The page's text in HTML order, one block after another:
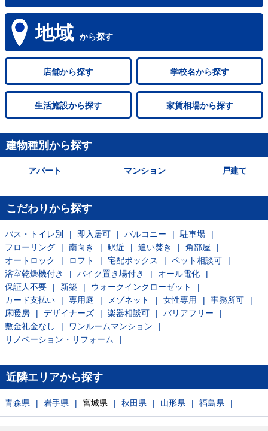
地域 から探す
店舗から探す 学校名から探す
生活施設から探す 家賃相場から探す
建物種別から探す
アパート マンション 戸建て
こだわりから探す
バス・トイレ別 即入居可 バルコニー
駐車場
フローリング
南向き 駅近 追い焚き
角部屋
オートロック
ロフト 宅配ボックス
ペット相談可
浴室乾燥機付き
バイク置き場付き
オール電化
保証人不要
新築
ウォークインクローゼット
カード支払い
専用庭 メゾネット 女性専用
事務所可
床暖房
デザイナーズ 楽器相談可
バリアフリー
敷金礼金なし
ワンルームマンション
リノベーション・リフォーム
近隣エリアから探す
青森県 岩手県 宮城県 秋田県 山形県 福島県